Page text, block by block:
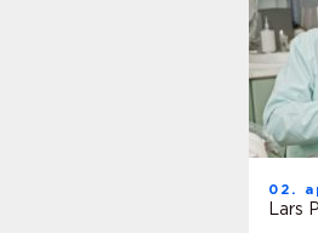
02.
Lars